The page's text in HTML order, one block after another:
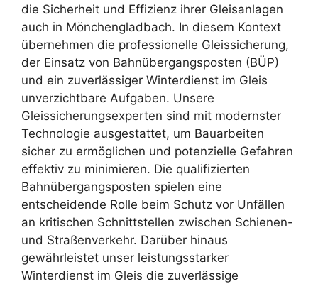
die Sicherheit und Effizienz ihrer Gleisanlagen
auch in Mönchengladbach. In diesem Kontext
übernehmen die professionelle Gleissicherung,
der Einsatz von Bahnübergangsposten (BÜP)
und ein zuverlässiger Winterdienst im Gleis
unverzichtbare Aufgaben. Unsere
Gleissicherungsexperten sind mit modernster
Technologie ausgestattet, um Bauarbeiten
sicher zu ermöglichen und potenzielle Gefahren
effektiv zu minimieren. Die qualifizierten
Bahnübergangsposten spielen eine
entscheidende Rolle beim Schutz vor Unfällen
an kritischen Schnittstellen zwischen Schienen-
und Straßenverkehr. Darüber hinaus
gewährleistet unser leistungsstarker
Winterdienst im Gleis die zuverlässige